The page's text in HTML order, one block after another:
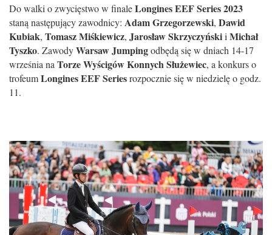
Do walki o zwycięstwo w finaleLongines EEF Series 2023
staną następujący zawodnicy: Adam Grzegorzewski, Dawid
Kubiak, Tomasz Miśkiewicz, Jarosław Skrzyczyńskii Michał
Tyszko. ZawodyWarsaw Jumpingodbędą się w dniach 14-17
września na Torze Wyścigów Konnych Służewiec, a konkurs o
trofeumLongines EEF Seriesrozpocznie się w niedzielę o godz.
11.